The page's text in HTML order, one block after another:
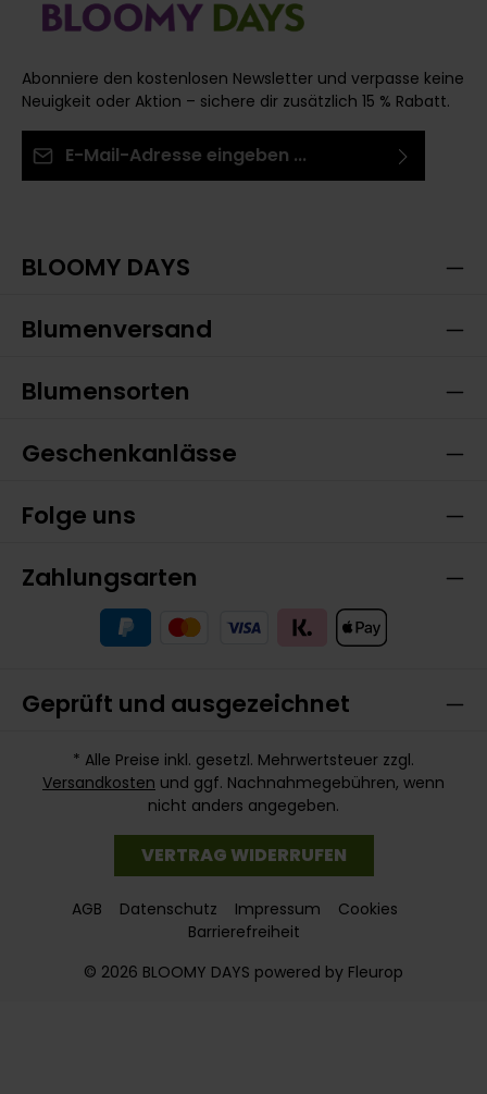
Abonniere den kostenlosen Newsletter und verpasse keine
Neuigkeit oder Aktion – sichere dir zusätzlich 15 % Rabatt.
BLOOMY DAYS
Blumenversand
Blumensorten
Geschenkanlässe
Folge uns
Zahlungsarten
Geprüft und ausgezeichnet
* Alle Preise inkl. gesetzl. Mehrwertsteuer zzgl.
Versandkosten und ggf. Nachnahmegebühren, wenn
nicht anders angegeben.
© 2026 BLOOMY DAYS powered by Fleurop
VERTRAG WIDERRUFEN
AGB Datenschutz Impressum
Cookies
Barrierefreiheit